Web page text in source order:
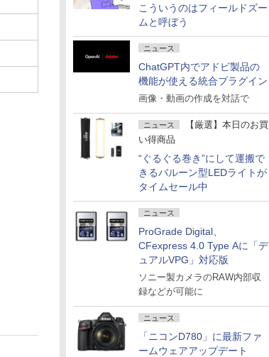
こういうのはフィールドズー
ムと呼ぼう
ニュース
ChatGPT内でアドビ製品の
機能が使える統合プラグイン
画像・動画の作成を対話で
ニュース
【厳選】本日のお買
い得商品
“ぐるぐる巻き”にして運搬で
きるバルーン型LEDライトが
タイムセール中
ニュース
ProGrade Digital、
CFexpress 4.0 Type Aに「デ
ュアルVPG」対応版
ソニー製カメラのRAW内部収
録などが可能に
ニュース
「ニコンD780」に最新ファ
ームウェアアップデート